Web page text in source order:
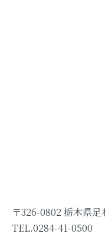
〒326-0802 栃木県
TEL.0284-41-0500